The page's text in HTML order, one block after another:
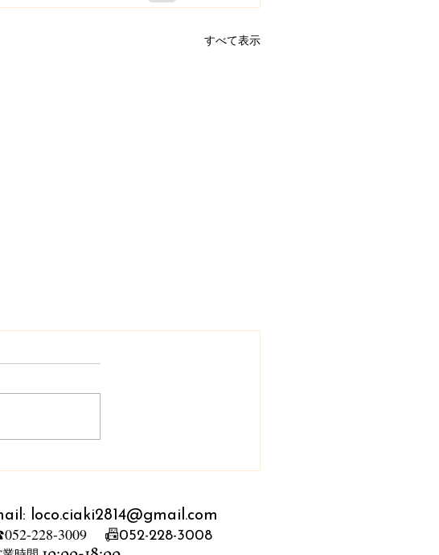
すべて表示
loco.ciaki2814@gmail.com
228-3009 📠052-228-3008